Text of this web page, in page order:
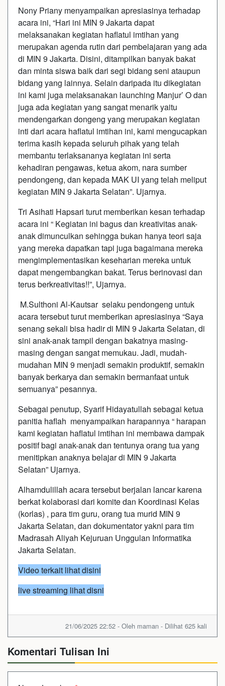
Nony Priany menyampaikan apresiasinya terhadap
acara ini, “Hari ini MIN 9 Jakarta dapat
melaksanakan kegiatan haflatul imtihan yang
merupakan agenda rutin dari pembelajaran yang ada
di MIN 9 Jakarta. Disini, ditampilkan banyak bakat
dan minta siswa baik dari segi bidang seni ataupun
bidang yang lainnya. Selain daripada itu dikegiatan
ini kami juga melaksanakan launching Manjur’ O dan
juga ada kegiatan yang sangat menarik yaitu
mendengarkan dongeng yang merupakan kegiatan
inti dari acara haflatul imtihan ini, kami mengucapkan
terima kasih kepada seluruh pihak yang telah
membantu terlaksananya kegiatan ini serta
kehadiran pengawas, ketua akom, nara sumber
pendongeng, dan kepada MAK UI yang telah meliput
kegiatan MIN 9 Jakarta Selatan”. Ujarnya.
Tri Asihati Hapsari turut memberikan kesan terhadap
acara ini “ Kegiatan ini bagus dan kreativitas anak-
anak dimunculkan sehingga bukan hanya teori saja
yang mereka dapatkan tapi juga bagaimana mereka
mengimplementasikan keseharian mereka untuk
dapat mengembangkan bakat. Terus berinovasi dan
terus berkreativitas!!”, Ujarnya.
M.Sulthoni Al-Kautsar selaku pendongeng untuk
acara tersebut turut memberikan apresiasinya “Saya
senang sekali bisa hadir di MIN 9 Jakarta Selatan, di
sini anak-anak tampil dengan bakatnya masing-
masing dengan sangat memukau. Jadi, mudah-
mudahan MIN 9 menjadi semakin produktif, semakin
banyak berkarya dan semakin bermanfaat untuk
semuanya” pesannya.
Sebagai penutup, Syarif Hidayatullah sebagai ketua
panitia haflah menyampaikan harapannya “ harapan
kami kegiatan haflatul imtihan ini membawa dampak
positif bagi anak-anak dan tentunya orang tua yang
menitipkan anaknya belajar di MIN 9 Jakarta
Selatan” Ujarnya.
Alhamdulillah acara tersebut berjalan lancar karena
berkat kolaborasi dari komite dan Koordinasi Kelas
(korlas) , para tim guru, orang tua murid MIN 9
Jakarta Selatan, dan dokumentator yakni para tim
Madrasah Aliyah Kejuruan Unggulan Informatika
Jakarta Selatan.
Video terkait lihat disini
live streaming lihat disni
21/06/2025 22:52 - Oleh maman - Dilihat 625 kali
Komentari Tulisan Ini